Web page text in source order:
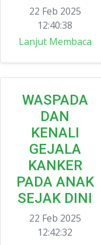
22 Feb 2025
12:40:38
Lanjut Membaca
WASPADA
DAN
KENALI
GEJALA
KANKER
PADA ANAK
SEJAK DINI
22 Feb 2025
12:42:32